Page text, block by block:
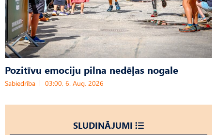
Pozitīvu emociju pilna nedēļas nogale
Sabiedrība 03:00, 6. Aug, 2026
SLUDINĀJUMI